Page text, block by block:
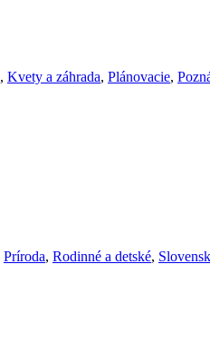
, Kvety a záhrada, Plánovacie,
Príroda, Rodinné a detské,